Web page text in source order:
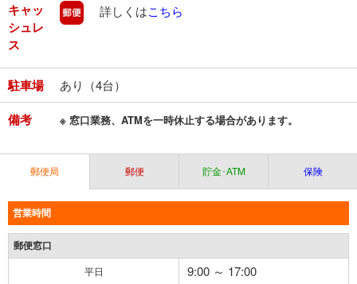
キャッ
シュレ
ス
郵便
詳しくはこちら
駐車場 あり（4台）
備考 ※ 窓口業務、ATMを一時休止する場合があります。
郵便局 郵便 貯金･ATM 保険
営業時間
郵便窓口
平日 9:00 ～ 17:00